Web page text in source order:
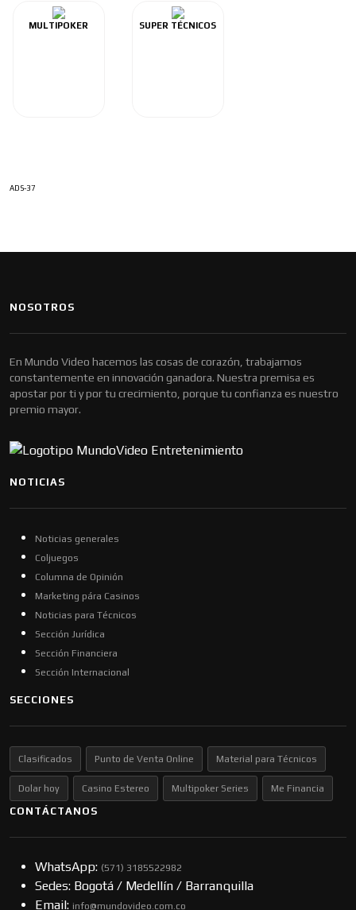
MULTIPOKER SUPER TÉCNICOS
ADS-37
NOSOTROS
En Mundo Video hacemos las cosas de corazón, trabajamos
constantemente en innovación ganadora. Nuestra premisa es
apostar por ti y por tu crecimiento, porque tu confianza es nuestro
premio mayor.
NOTICIAS
Noticias generales
Coljuegos
Columna de Opinión
Marketing pára Casinos
Noticias para Técnicos
Sección Jurídica
Sección Financiera
Sección Internacional
SECCIONES
Clasificados Punto de Venta Online Material para Técnicos
Dolar hoy Casino Estereo Multipoker Series Me Financia
CONTÁCTANOS
WhatsApp: (57​​1) 3185522982
Sedes: Bogotá / Medellín / Barranquilla
Email: info@mundovideo.com.co